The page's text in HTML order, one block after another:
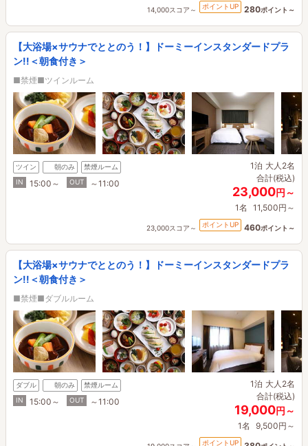
14,000スコア～ ポイントUP 280ポイント～
【大浴場×サウナでととのう！】ドーミーインスタンダードプラ
ン!!＜朝食付き＞
■禁煙■ツインルーム
ツイン 朝のみ
禁煙ルーム
IN
15:00～ OUT ～11:00
1泊 大人2名
合計(税込)
23,000円～
1名 11,500円～
23,000スコア～ ポイントUP 460ポイント～
【大浴場×サウナでととのう！】ドーミーインスタンダードプラ
ン!!＜朝食付き＞
■禁煙■ダブルルーム
ダブル 朝のみ
禁煙ルーム
IN
15:00～ OUT ～11:00
1泊 大人2名
合計(税込)
19,000円～
1名 9,500円～
ポイントUP